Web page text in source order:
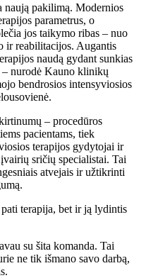
naują pakilimą. Modernios
parametrus, o
jos taikymo ribas – nuo
reabilitacijos. Augantis
naudą gydant sunkias
– nurodė Kauno klinikų
bendrosios intensyviosios
– procedūros
pacientams, tiek
terapijos gydytojai ir
sričių specialistai. Tai
atvejais ir užtikrinti
terapija, bet ir ją lydintis
su šita komanda. Tai
ne tik išmano savo darbą,